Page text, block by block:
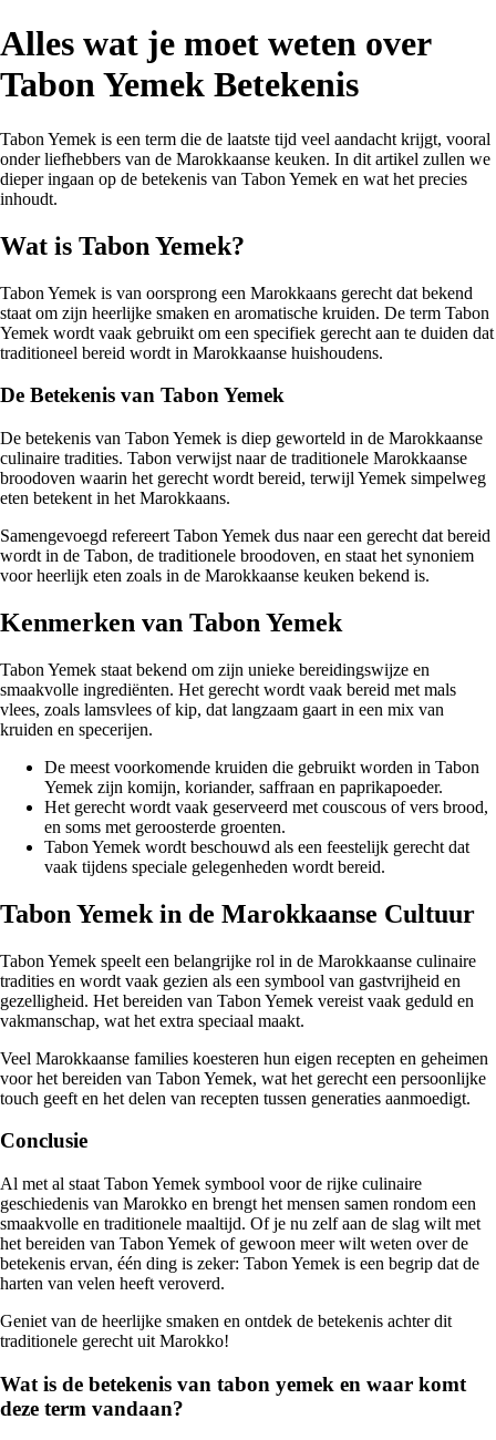
Alles wat je moet weten over
Tabon Yemek Betekenis
Tabon Yemek is een term die de laatste tijd veel aandacht krijgt, vooral
onder liefhebbers van de Marokkaanse keuken. In dit artikel zullen we
dieper ingaan op de betekenis van Tabon Yemek en wat het precies
inhoudt.
Wat is Tabon Yemek?
Tabon Yemek is van oorsprong een Marokkaans gerecht dat bekend
staat om zijn heerlijke smaken en aromatische kruiden. De term Tabon
Yemek wordt vaak gebruikt om een specifiek gerecht aan te duiden dat
traditioneel bereid wordt in Marokkaanse huishoudens.
De Betekenis van Tabon Yemek
De betekenis van Tabon Yemek is diep geworteld in de Marokkaanse
culinaire tradities. Tabon verwijst naar de traditionele Marokkaanse
broodoven waarin het gerecht wordt bereid, terwijl Yemek simpelweg
eten betekent in het Marokkaans.
Samengevoegd refereert Tabon Yemek dus naar een gerecht dat bereid
wordt in de Tabon, de traditionele broodoven, en staat het synoniem
voor heerlijk eten zoals in de Marokkaanse keuken bekend is.
Kenmerken van Tabon Yemek
Tabon Yemek staat bekend om zijn unieke bereidingswijze en
smaakvolle ingrediënten. Het gerecht wordt vaak bereid met mals
vlees, zoals lamsvlees of kip, dat langzaam gaart in een mix van
kruiden en specerijen.
De meest voorkomende kruiden die gebruikt worden in Tabon
Yemek zijn komijn, koriander, saffraan en paprikapoeder.
Het gerecht wordt vaak geserveerd met couscous of vers brood,
en soms met geroosterde groenten.
Tabon Yemek wordt beschouwd als een feestelijk gerecht dat
vaak tijdens speciale gelegenheden wordt bereid.
Tabon Yemek in de Marokkaanse Cultuur
Tabon Yemek speelt een belangrijke rol in de Marokkaanse culinaire
tradities en wordt vaak gezien als een symbool van gastvrijheid en
gezelligheid. Het bereiden van Tabon Yemek vereist vaak geduld en
vakmanschap, wat het extra speciaal maakt.
Veel Marokkaanse families koesteren hun eigen recepten en geheimen
voor het bereiden van Tabon Yemek, wat het gerecht een persoonlijke
touch geeft en het delen van recepten tussen generaties aanmoedigt.
Conclusie
Al met al staat Tabon Yemek symbool voor de rijke culinaire
geschiedenis van Marokko en brengt het mensen samen rondom een
smaakvolle en traditionele maaltijd. Of je nu zelf aan de slag wilt met
het bereiden van Tabon Yemek of gewoon meer wilt weten over de
betekenis ervan, één ding is zeker: Tabon Yemek is een begrip dat de
harten van velen heeft veroverd.
Geniet van de heerlijke smaken en ontdek de betekenis achter dit
traditionele gerecht uit Marokko!
Wat is de betekenis van tabon yemek en waar komt
deze term vandaan?